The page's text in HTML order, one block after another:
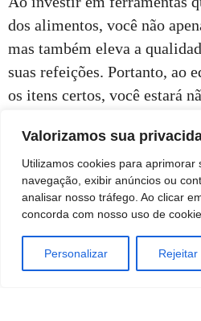
Valorizamos sua
Utilizamos cookies para aprimorar
navegação, exibir anúncios ou
analisar nosso tráfego. Ao clicar
concorda com nosso uso de
Personalizar Rejeitar
dos alimentos, você não
mas também eleva a
suas refeições. Portanto, ao
os itens certos, você estará
experiência culinária em
prazeroso e gratificante.